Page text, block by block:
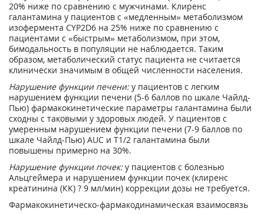
20% ниже по сравнению с мужчинами. Клиренс
галантамина у пациентов с «медленным» метаболизмом
изофермента CYP2D6 на 25% ниже по сравнению с
пациентами с «быстрым» метаболизмом, при этом,
бимодальность в популяции не наблюдается. Таким
образом, метаболический статус пациента не считается
клинически значимым в общей численности населения.
Нарушение функции печени:у пациентов с легким
нарушением функции печени (5-6 баллов по шкале Чайлд-
Пью) фармакокинетические параметры галантамина были
сходны с таковыми у здоровых людей. У пациентов с
умеренным нарушением функции печени (7-9 баллов по
шкале Чайлд-Пью) AUC и T1/2 галантамина были
повышены примерно на 30%.
Нарушение функции почек:у пациентов с болезнью
Альцгеймера и нарушением функции почек (клиренс
креатинина (КК) ? 9 мл/мин) коррекции дозы не требуется.
Фармакокинетическо-фармакодинамическая взаимосвязь